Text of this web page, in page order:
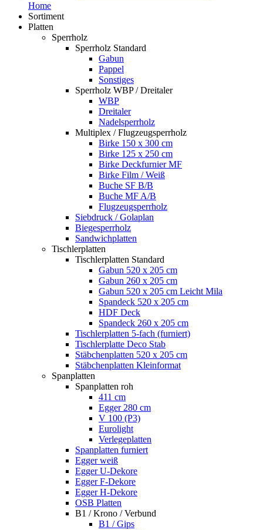
Home
Sortiment
Platten
Sperrholz
Sperrholz Standard
Gabun
Pappel
Sonstiges
Sperrholz WBP / Dreitaler
WBP
Dreitaler
Nadelsperrholz
Multiplex / Flugzeugsperrholz
Birke 150 x 300 cm
Birke 125 x 250 cm
Birke Deckfurnier MF
Birke Film / Weiß
Buche SF B/B
Buche MF A/B
Flugzeugsperrholz
Siebdruck / Golaplan
Biegesperrholz
Sandwichplatten
Tischlerplatten
Tischlerplatten Standard
Gabun 520 x 205 cm
Gabun 260 x 205 cm
Gabun 520 x 205 cm Leicht Mila
Spandeck 520 x 205 cm
HDF Deck
Spandeck 260 x 205 cm
Tischlerplatten 5-fach (furniert)
Tischlerplatte Deco Stab
Stäbchenplatten 520 x 205 cm
Stäbchenplatten Kleinformat
Spanplatten
Spanplatten roh
411 cm
Egger 280 cm
V 100 (P3)
Eurolight
Verlegeplatten
Spanplatten furniert
Egger weiß
Egger U-Dekore
Egger F-Dekore
Egger H-Dekore
OSB Platten
B1 / Krono / Verbund
B1 / Gips